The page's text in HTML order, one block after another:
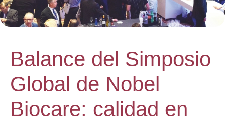
Balance del Simposio
Global de Nobel
Biocare: calidad en